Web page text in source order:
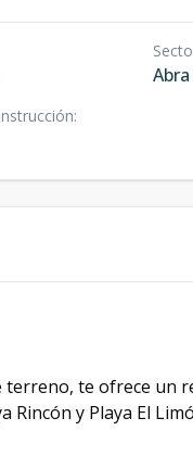
:
terreno, te ofrece un
Rincón y Playa El